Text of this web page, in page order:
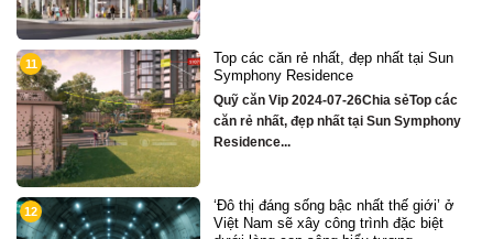
3
Biệt thự song lập mặt sông Hàn, trung
tâm Đà Nẵng ngay khán đài xem pháo
hoa DIFF
Quỹ căn VipTin Tức 2024-08-28Chia
sẻCHỈ DUY NHẤT 16 CĂN BIỆT THỰ 3
4
Nhà phố bên sông Hàn, ngay sát toà
căn hộ cao cấp S3 gần ngay mặt sông